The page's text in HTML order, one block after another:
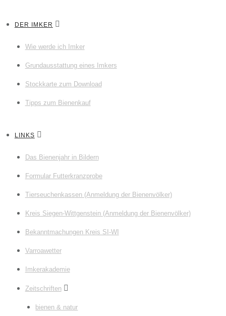
DER IMKER
Wie werde ich Imker
Grundausstattung eines Imkers
Stockkarte zum Download
Tipps zum Bienenkauf
LINKS
Das Bienenjahr in Bildern
Formular Futterkranzprobe
Tierseuchenkassen (Anmeldung der Bienenvölker)
Kreis Siegen-Wittgenstein (Anmeldung der Bienenvölker)
Bekanntmachungen Kreis SI-WI
Varroawetter
Imkerakademie
Zeitschriften
bienen & natur